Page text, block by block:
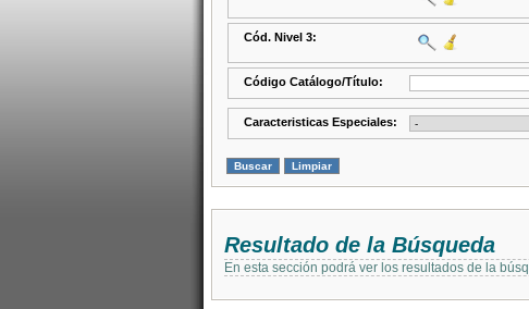
Cód. Nivel 3:
Código Catálogo/Título:
Caracteristicas Especiales:
Resultado de la Búsqueda
En esta sección podrá ver los resultados de la